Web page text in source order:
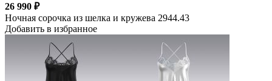
26 990 ₽
Ночная сорочка из шелка и кружева 2944.43
Добавить в избранное